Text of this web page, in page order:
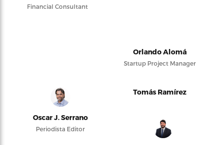
Financial Consultant
Orlando Alomá
Startup Project Manager
Oscar J. Serrano
Periodista Editor
Tomás Ramírez